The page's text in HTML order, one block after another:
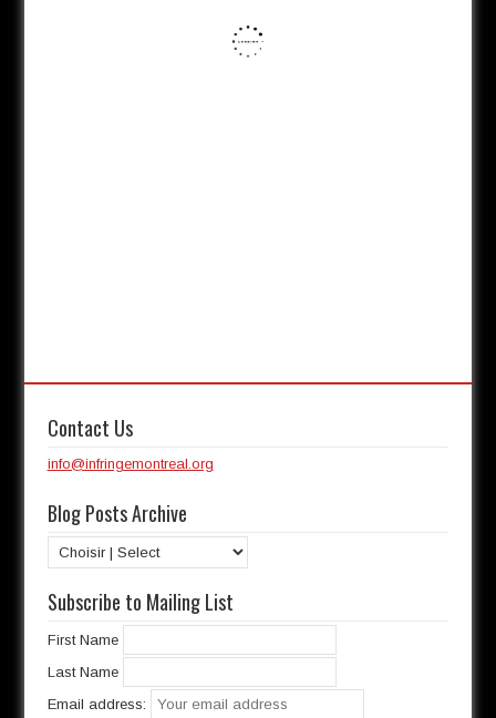
Contact Us
info@infringemontreal.org
Blog Posts Archive
Subscribe to Mailing List
First Name
Last Name
Email address: